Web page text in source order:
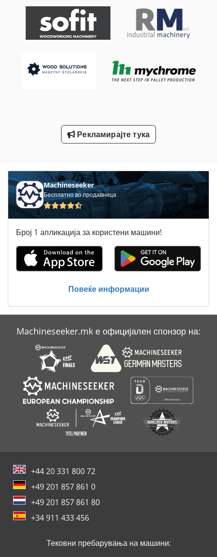
Stavostroj Vp 200
Tur 560
Лим-Свиткување Машини
Филтер За Емулзија На Магла
Рекламирајте тука
Machineseeker
Бесплатно во продавница
Број 1 апликација за користени машини!
Повеќе информации
Machineseeker.mk е официјален спонзор на:
+44 20 331 800 72
+49 201 857 861 0
+49 201 857 861 80
+34 911 433 456
Тековни пребарувања на машини: